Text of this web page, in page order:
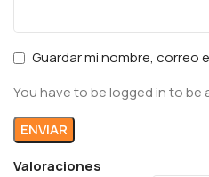
Valoraciones
Guardar mi nombre, correo
You have to be logged in to